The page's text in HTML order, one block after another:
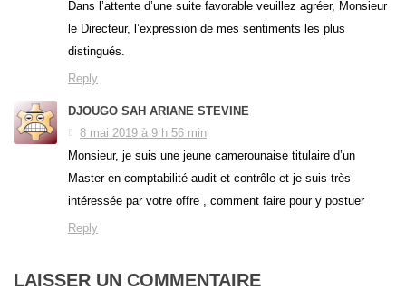
Dans l’attente d’une suite favorable veuillez agréer, Monsieur
le Directeur, l’expression de mes sentiments les plus
distingués.
Reply
DJOUGO SAH ARIANE STEVINE
8 mai 2019 à 9 h 56 min
Monsieur, je suis une jeune camerounaise titulaire d’un
Master en comptabilité audit et contrôle et je suis très
intéressée par votre offre , comment faire pour y postuer
Reply
LAISSER UN COMMENTAIRE